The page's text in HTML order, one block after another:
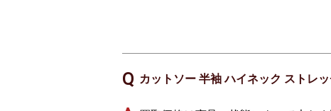
カットソー 半袖 ハイネック ストレ